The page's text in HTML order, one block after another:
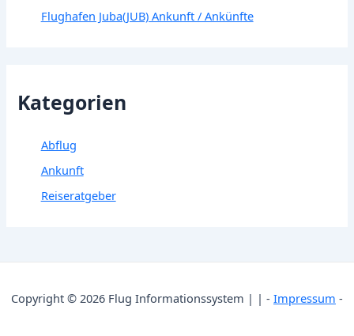
Flughafen Juba(JUB) Ankunft / Ankünfte
Kategorien
Abflug
Ankunft
Reiseratgeber
Copyright © 2026 Flug Informationssystem | | - Impressum -